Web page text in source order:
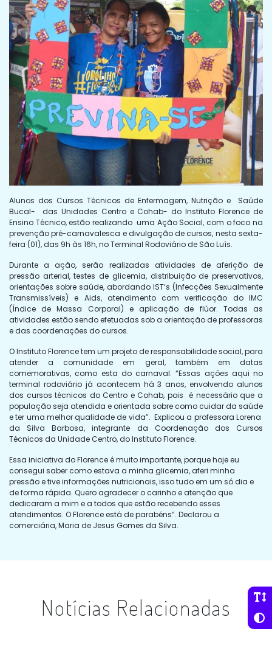
Alunos dos Cursos Técnicos de Enfermagem, Nutrição e Saúde
Bucal- das Unidades Centro e Cohab- do Instituto Florence de
Ensino Técnico, estão realizando uma Ação Social, com o foco na
prevenção pré-carnavalesca e divulgação de cursos, nesta sexta-
feira (01), das 9h às 16h, no Terminal Rodoviário de São Luís.
Durante a ação, serão realizadas atividades de aferição de
pressão arterial, testes de glicemia, distribuição de preservativos,
orientações sobre saúde, abordando IST’s (Infecções Sexualmente
Transmissíveis) e Aids, atendimento com verificação do IMC
(Índice de Massa Corporal) e aplicação de flúor. Todas as
atividades estão sendo efetuadas sob a orientação de professoras
e das coordenações do cursos.
O Instituto Florence tem um projeto de responsabilidade social, para
atender a comunidade em geral, também em datas
comemorativas, como esta do carnaval. “Essas ações aqui no
terminal rodoviário já acontecem há 3 anos, envolvendo alunos
dos cursos técnicos do Centro e Cohab, pois é necessário que a
população seja atendida e orientada sobre como cuidar da saúde
e ter uma melhor qualidade de vida”. Explicou a professora Lorena
da Silva Barbosa, integrante da Coordenação dos Cursos
Técnicos da Unidade Centro, do Instituto Florence.
Essa iniciativa do Florence é muito importante, porque hoje eu
consegui saber como estava a minha glicemia, aferi minha
pressão e tive informações nutricionais, isso tudo em um só dia e
de forma rápida. Quero agradecer o carinho e atenção que
dedicaram a mim e a todos que estão recebendo esses
atendimentos. O Florence está de parabéns”. Declarou a
comerciária, Maria de Jesus Gomes da Silva.
Notícias Relacionadas